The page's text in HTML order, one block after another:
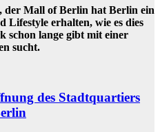
der Mall of Berlin hat Berlin ein
Lifestyle erhalten, wie es dies
schon lange gibt mit einer
sucht.
des Stadtquartiers